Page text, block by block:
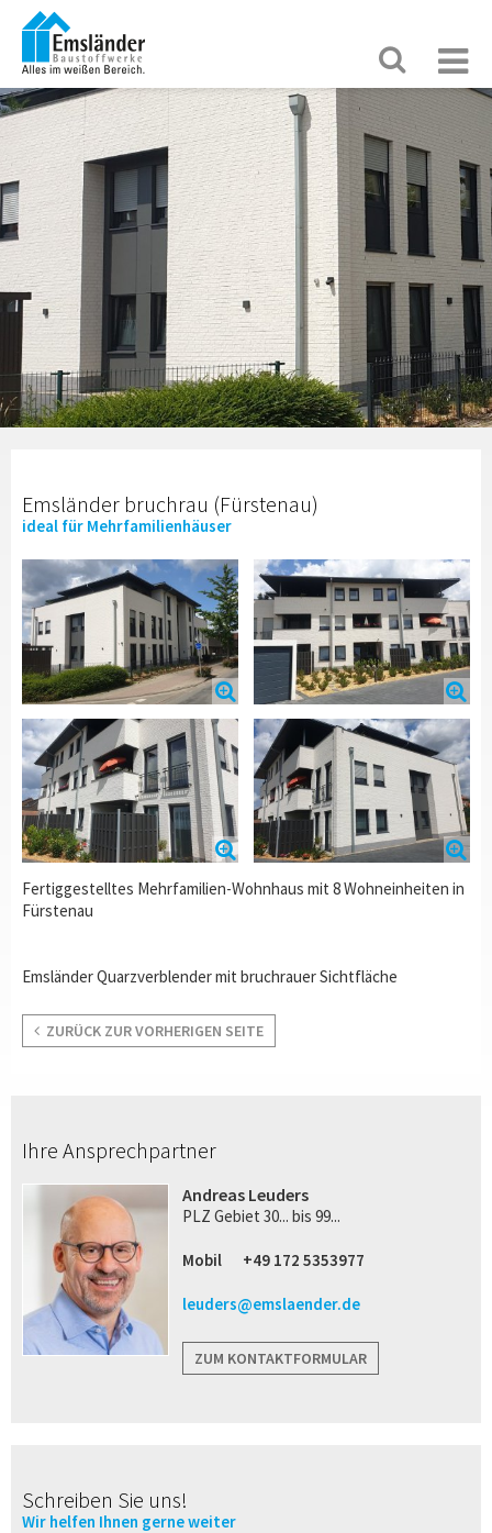
Emsländer bruchrau (Fürstenau)
ideal für Mehrfamilienhäuser
Fertiggestelltes Mehrfamilien-Wohnhaus mit 8 Wohneinheiten in
Fürstenau
Emsländer Quarzverblender mit bruchrauer Sichtfläche
ZURÜCK ZUR VORHERIGEN SEITE
Ihre Ansprechpartner
Andreas Leuders
PLZ Gebiet 30... bis 99...
Mobil +49 172 5353977
leuders@emslaender.de
ZUM KONTAKTFORMULAR
Schreiben Sie uns!
Wir helfen Ihnen gerne weiter